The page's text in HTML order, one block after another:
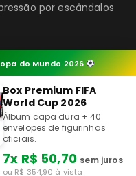
do Mundo 2026
Box Premium FIFA
World Cup 2026
Álbum capa dura + 40
envelopes de figurinhas
oficiais.
7x R$ 50,70 sem juros
ou R$ 354,90 à vista
por escândalos